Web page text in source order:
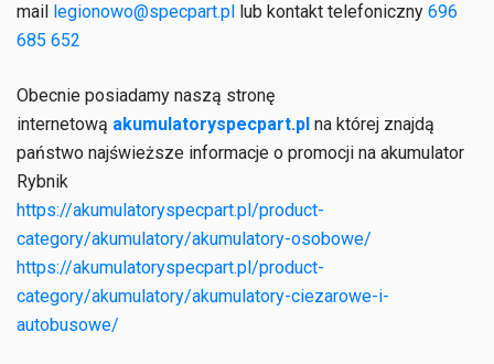
mail legionowo@specpart.pl lub kontakt telefoniczny 696
685 652
Obecnie posiadamy naszą stronę
internetową akumulatoryspecpart.pl na której znajdą
państwo najświeższe informacje o promocji na akumulator
Rybnik
https://akumulatoryspecpart.pl/product-
category/akumulatory/akumulatory-osobowe/
https://akumulatoryspecpart.pl/product-
category/akumulatory/akumulatory-ciezarowe-i-
autobusowe/